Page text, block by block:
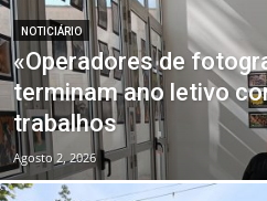
NOTICIÁRIO
«Operadores de
terminam ano letivo
trabalhos
Agosto 2, 2026